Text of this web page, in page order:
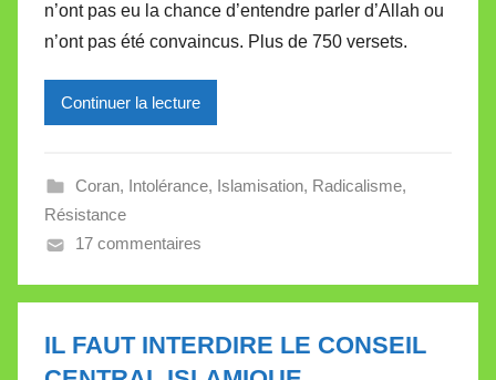
r
e
l
V
e
n’ont pas eu la chance d’entendre parler d’Allah ou
n’ont pas été convaincus. Plus de 750 versets.
Continuer la lecture
Coran, Intolérance, Islamisation, Radicalisme,
Résistance
17 commentaires
IL FAUT INTERDIRE LE CONSEIL